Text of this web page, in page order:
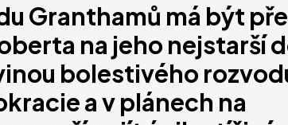
Granthamů má být
na jeho nejstarší
bolestivého
a v plánech na